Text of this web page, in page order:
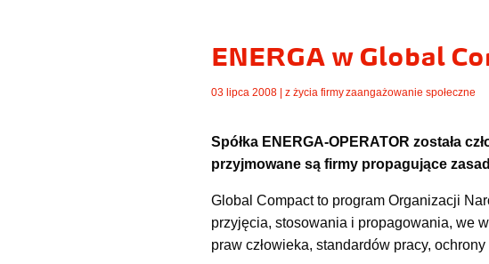
ENERGA w Global
03 lipca 2008 | z życia firmy,zaangażowanie społeczne
Spółka ENERGA-OPERATOR została
przyjmowane są firmy propagujące
Global Compact to program Organizacji
przyjęcia, stosowania i propagowania, we
praw człowieka, standardów pracy,